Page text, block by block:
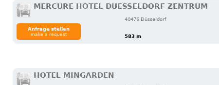
MERCURE HOTEL DUESSELDORF ZENTRUM
40476 Düsseldorf
583 m
Anfrage stellen
make a request
HOTEL MINGARDEN